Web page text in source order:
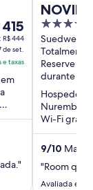
R$ 444
de set.
e taxas
4
out
of
5
BY
Totalmente
Reserve
durante a
Hospede-
Wi-Fi grátis
elogiam os
9/10
"Room
Avaliada em